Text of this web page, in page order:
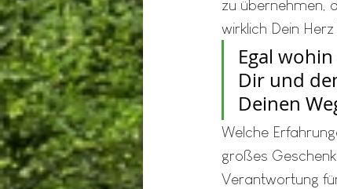
zu übernehmen,
wirklich Dein
Egal
Dir und
Deinen
Welche
großes
Verantwortung